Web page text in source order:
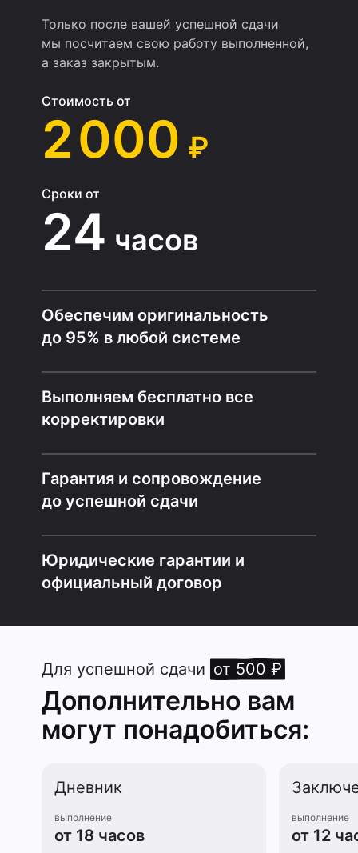
Только после вашей успешной сдачи
мы посчитаем свою работу выполненной,
а заказ закрытым.
Стоимость от
2 000 ₽
Сроки от
24 часов
Обеспечим оригинальность
до 95% в любой системе
Выполняем бесплатно все
корректировки
Гарантия и сопровождение
до успешной сдачи
Юридические гарантии и
официальный договор
Для успешной сдачи от 500 ₽
Дополнительно вам
могут понадобиться:
Дневник
выполнение
от 18 часов
выполнение
от 12